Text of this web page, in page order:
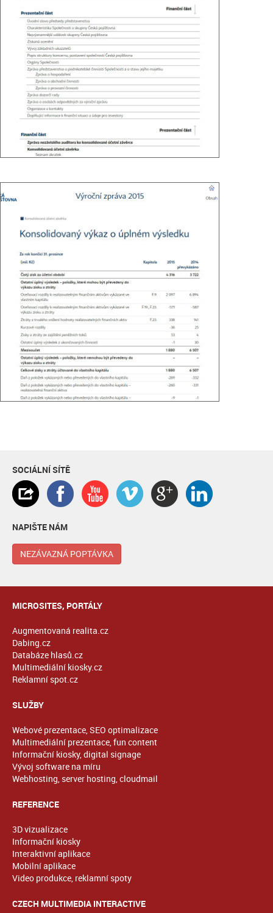
SOCIÁLNÍ SÍTĚ
NAPIŠTE NÁM
NEZÁVAZNÁ POPTÁVKA
MICROSITES, PORTÁLY
Augmentovaná realita.cz
Dabing.cz
Databáze hlasů.cz
Multimediální kiosky.cz
Reklamní spot.cz
SLUŽBY
Webové prezentace, SEO optimalizace
Multimediální prezentace, fun content
Informační kiosky, digital signage
Vývoj software na míru
Webhosting, server hosting, cloudmail
REFERENCE
3D vizualizace
Informační kiosky
Interaktivní aplikace
Mobilní aplikace
Video produkce, reklamní spoty
CZECH MULTIMEDIA INTERACTIVE